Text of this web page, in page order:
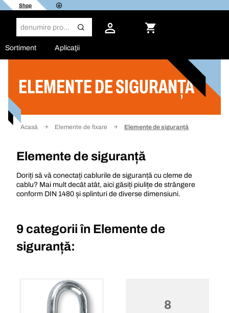
Shop
Sortiment Aplicaţii
ELEMENTE DE SIGURANȚĂ
Acasă Elemente de fixare Elemente de siguranță
Elemente de siguranță
Doriți să vă conectați cablurile de siguranță cu cleme de
cablu? Mai mult decât atât, aici găsiți piulițe de strângere
conform DIN 1480 și splinturi de diverse dimensiuni.
9 categorii în Elemente de
siguranță:
8
Filtru